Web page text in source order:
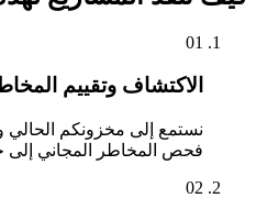
01
الاكتشاف وتقييم
نستمع إلى مخزونكم الحالي
فحص المخاطر المجاني إلى
02